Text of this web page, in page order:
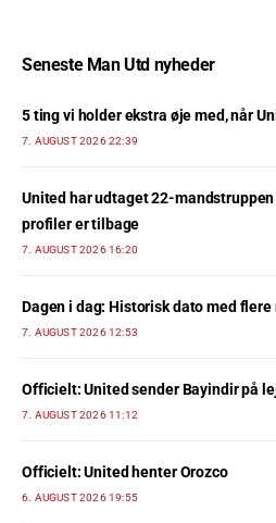
Seneste Man Utd nyheder
5 ting vi holder ekstra øje med, når
7. AUGUST 2026 22:39
United har udtaget 22-
profiler er tilbage
7. AUGUST 2026 16:20
Dagen i dag: Historisk dato med
7. AUGUST 2026 12:53
Officielt: United sender Bayindir på
7. AUGUST 2026 11:12
Officielt: United henter Orozco
6. AUGUST 2026 19:55